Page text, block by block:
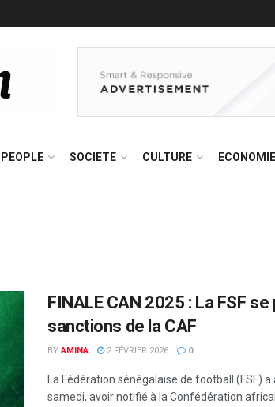
PEOPLE SOCIETE CULTURE ECONOMIE
FINALE CAN 2025 : La FSF se
sanctions de la CAF
BY AMINA 2 FÉVRIER 2026 0
La Fédération sénégalaise de football (FSF) a
samedi, avoir notifié à la Confédération